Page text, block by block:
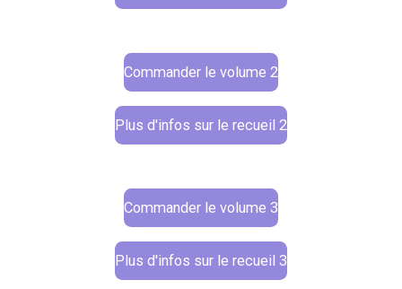
Commander le volume 2
Plus d'infos sur le recueil 2
Commander le volume 3
Plus d'infos sur le recueil 3